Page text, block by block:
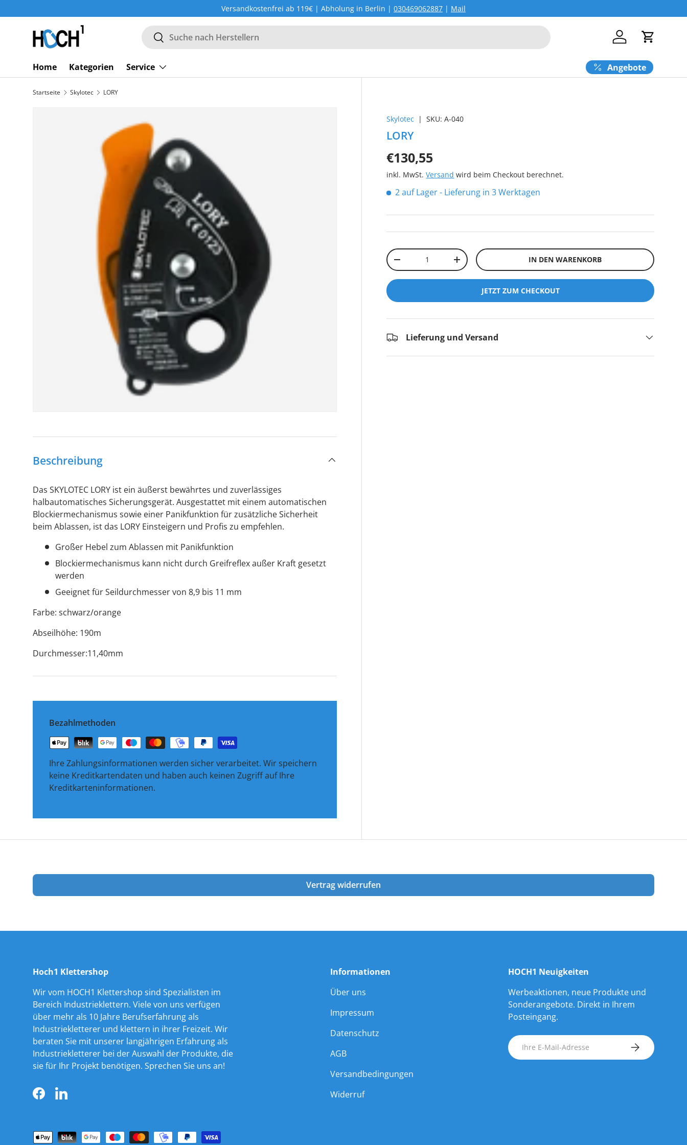
DIREKT ZUM INHALT
Versandkostenfrei ab 119€ | Abholung in Berlin | 030469062887 | Mail
Suchen
Suchen Einloggen
Home Kategorien Service Angebote
Startseite Skylotec LORY
Skylotec |SKU:A-040
LORY
€130,55
inkl. MwSt.Versand wird beim Checkout berechnet.
2 auf Lager - Lieferung in 3 Werktagen
Anzahl
-
+ IN DEN WARENKORB
JETZT ZUM CHECKOUT
Lieferung und Versand
Beschreibung
Das SKYLOTEC LORY ist ein äußerst bewährtes und zuverlässiges
halbautomatisches Sicherungsgerät. Ausgestattet mit einem automatischen
Blockiermechanismus sowie einer Panikfunktion für zusätzliche Sicherheit
beim Ablassen, ist das LORY Einsteigern und Profis zu empfehlen.
Großer Hebel zum Ablassen mit Panikfunktion
Blockiermechanismus kann nicht durch Greifreflex außer Kraft gesetzt
werden
Geeignet für Seildurchmesser von 8,9 bis 11 mm
Farbe: schwarz/orange
Abseilhöhe: 190m
Durchmesser:11,40mm
Bezahlmethoden
Ihre Zahlungsinformationen werden sicher verarbeitet. Wir speichern
keine Kreditkartendaten und haben auch keinen Zugriff auf Ihre
Kreditkarteninformationen.
Vertrag widerrufen
Hoch1 Klettershop
Wir vom HOCH1 Klettershop sind Spezialisten im
Bereich Industrieklettern. Viele von uns verfügen
über mehr als 10 Jahre Berufserfahrung als
Industriekletterer und klettern in ihrer Freizeit. Wir
beraten Sie mit unserer langjährigen Erfahrung als
Industriekletterer bei der Auswahl der Produkte, die
sie für Ihr Projekt benötigen. Sprechen Sie uns an!
FacebookLinkedIn
Informationen
Über uns
Impressum
Datenschutz
AGB
Versandbedingungen
Widerruf
HOCH1 Neuigkeiten
Werbeaktionen, neue Produkte und
Sonderangebote. Direkt in Ihrem
Posteingang.
E-Mail ABONNIEREN
Zahlungsmethoden